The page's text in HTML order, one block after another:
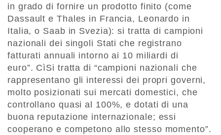
in grado di fornire un prodotto finito (come
Dassault e Thales in Francia, Leonardo in
Italia, o Saab in Svezia): si tratta di campioni
nazionali dei singoli Stati che registrano
fatturati annuali intorno ai 10 miliardi di
euro”. CìSi tratta di “campioni nazionali che
rappresentano gli interessi dei propri governi,
molto posizionati sui mercati domestici, che
controllano quasi al 100%, e dotati di una
buona reputazione internazionale; essi
cooperano e competono allo stesso momento”.